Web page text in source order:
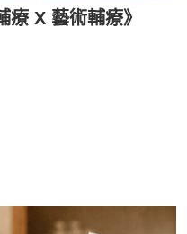
療 X 藝術輔療》